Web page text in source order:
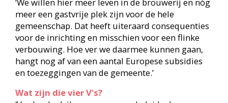
willen, doet Sandra ook vanonder een ándere pet;
die van de Harderwijkse gemeenteraad. De
combinatie van het raadswerk met haar 32 uur bij
de bibliotheek is pittig, maar absoluut de moeite
waard. ‘Ik heb uitdaging en leermomenten nodig,
als ik een leuk mens wil blijven.’
Politieke ambitie heeft Sandra naar eigen zeggen
door de fractievoorzitter van 'Harderwijk Anders'